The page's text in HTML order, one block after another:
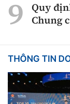
Quy
Chung
THÔNG TIN